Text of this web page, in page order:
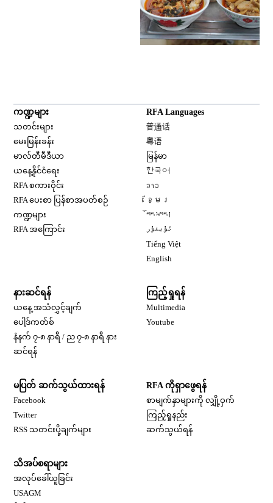
ကဏ္ဍများ
သတင်းများ
မေးမြန်းခန်း
မာလ်တီမီဒီယာ
ယနေ့နိုင်ငံရေး
RFA စကားဝိုင်း
RFA ပေးစာ ပြန်စာအပတ်စဉ်
ကဏ္ဍများ
RFA အကြောင်း
RFA Languages
普通话
粤语
မြန်မာ
한국어
ລາວ
ខ្មែរ
བོད་སྐད།
ئۇيغۇر
Tiếng Việt
English
နားဆင်ရန်
ယနေ့ အသံလွှင့်ချက်
ပေါ့ဒ်ကတ်စ်
နံနက် ၇-၈ နာရီ / ည ၇-၈ နာရီ နား
ဆင်ရန်
ကြည့်ရှုရန်
Multimedia
Youtube
မပြတ် ဆက်သွယ်ထားရန်
Facebook
Twitter
RSS သတင်းပို့ချက်များ
RFA ကိုရှာဖွေရန်
စာမျက်နှာများကို လျှို့ဝှက်
ကြည့်ရှုနည်း
ဆက်သွယ်ရန်
သိအပ်စရာများ
အလုပ်ခေါ်ယူခြင်း
USAGM